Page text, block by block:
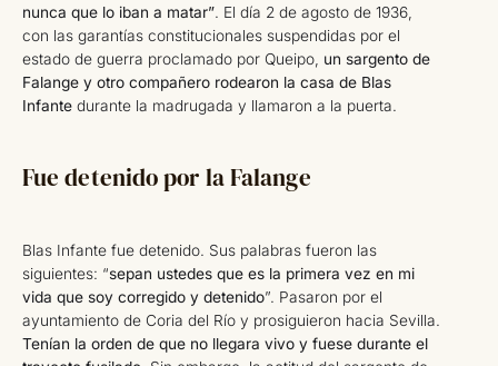
nunca que lo iban a matar”. El día 2 de agosto de 1936,
con las garantías constitucionales suspendidas por el
estado de guerra proclamado por Queipo, un sargento de
Falange y otro compañero rodearon la casa de Blas
Infante durante la madrugada y llamaron a la puerta.
Fue detenido por la Falange
Blas Infante fue detenido. Sus palabras fueron las
siguientes: “sepan ustedes que es la primera vez en mi
vida que soy corregido y detenido”. Pasaron por el
ayuntamiento de Coria del Río y prosiguieron hacia Sevilla.
Tenían la orden de que no llegara vivo y fuese durante el